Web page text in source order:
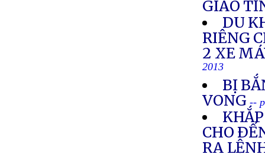
GIÁO
DU
RIÊNG
2 XE
2013
BỊ
VONG --
CHO
RA